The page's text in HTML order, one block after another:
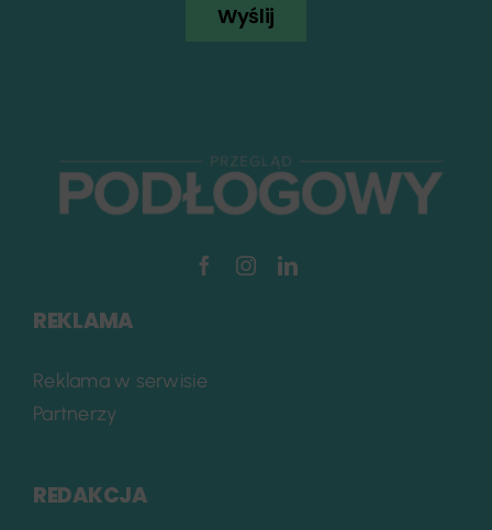
Wyślij
REKLAMA
Reklama w serwisie
Partnerzy
REDAKCJA